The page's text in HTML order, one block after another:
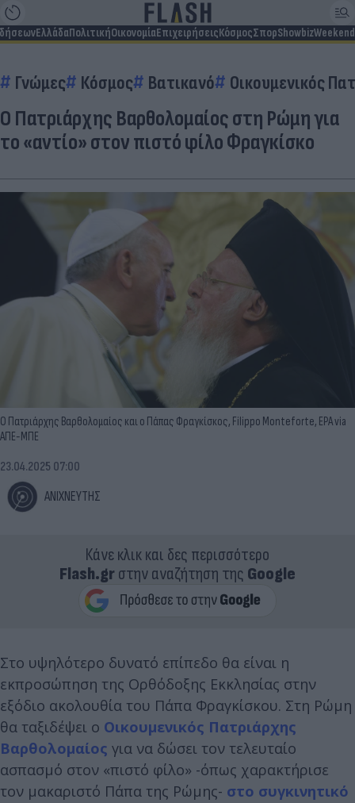
ΕλλάδαΠολιτικήΟικονομίαΕπιχειρήσειςΚόσμοςΣπορShowbizWeekend
Γνώμες Κόσμος Βατικανό Οικουμενικός
Ο Πατριάρχης Βαρθολομαίος στη Ρώμη για
το «αντίο» στον πιστό φίλο Φραγκίσκο
Ο Πατριάρχης Βαρθολομαίος και ο Πάπας Φραγκίσκος, Filippo Monteforte, EPA via
ΑΠΕ-ΜΠΕ
ΑΝΙΧΝΕΥΤΗΣ
23.04.2025 07:00
Κάνε κλικ και δες περισσότερο
Flash.grστην αναζήτηση της Google
Στο υψηλότερο δυνατό επίπεδο θα είναι η
εκπροσώπηση της Ορθόδοξης Εκκλησίας στην
εξόδιο ακολουθία του Πάπα Φραγκίσκου. Στη Ρώμη
θα ταξιδέψει ο Οικουμενικός Πατριάρχης
Βαρθολομαίος για να δώσει τον τελευταίο
ασπασμό στον «πιστό φίλο» -όπως χαρακτήρισε
τον μακαριστό Πάπα της Ρώμης- στο συγκινητικό